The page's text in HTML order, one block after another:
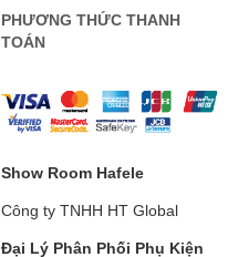
PHƯƠNG THỨC THANH
TOÁN
Show Room Hafele
Công ty TNHH HT Global
Đại Lý Phân Phối Phụ Kiện